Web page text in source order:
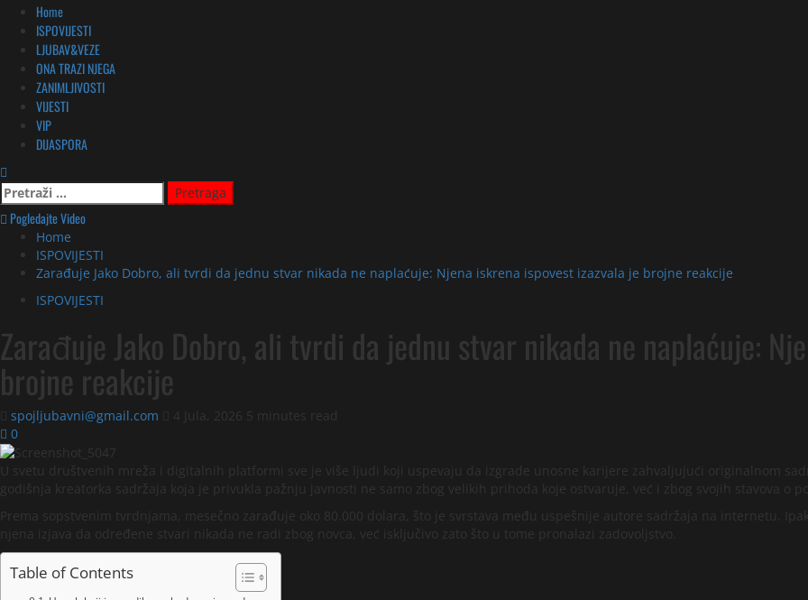
Primary
Menu
Home
ISPOVIJESTI
LJUBAV&VEZE
ONA TRAZI NJEGA
ZANIMLJIVOSTI
VIJESTI
VIP
DIJASPORA
Pretraga:
Pogledajte Video
Home
ISPOVIJESTI
Zarađuje Jako Dobro, ali tvrdi da jednu stvar nikada ne naplaćuje: Njena iskrena ispovest izazvala je brojne reakcije
ISPOVIJESTI
Zarađuje Jako Dobro, ali tvrdi da jednu stvar nikada ne naplaćuje:
brojne reakcije
spojljubavni@gmail.com 4 Jula, 2026 5 minutes read
0
U svetu društvenih mreža i digitalnih platformi sve je više ljudi koji uspevaju da izgrade unosne karijere zahvaljujući originalnom
godišnja kreatorka sadržaja koja je privukla pažnju javnosti ne samo zbog velikih prihoda koje ostvaruje, već i zbog svojih stavova o
Prema sopstvenim tvrdnjama, mesečno zarađuje oko 80.000 dolara, što je svrstava među uspešnije autore sadržaja na internetu.
njena izjava da određene stvari nikada ne radi zbog novca, već isključivo zato što u tome pronalazi zadovoljstvo.
Table of Contents